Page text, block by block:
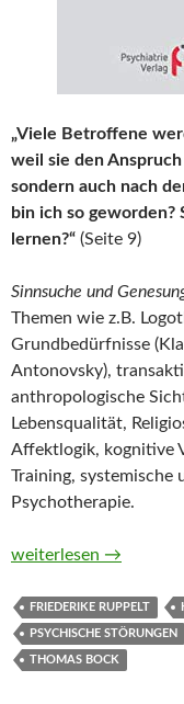
„Viele Betroffene
weil sie den
sondern auch nach
bin ich so geworden?
lernen?“ (Seite 9)
Sinnsuche und
Themen wie z.B.
Grundbedürfnisse
Antonovsky),
anthropologische
Lebensqualität,
Affektlogik, kognitive
Training,
Psychotherapie.
Sinnsuche und
weiterlesen →
FRIEDERIKE RUPPELT
PSYCHISCHE STÖRUNGEN
THOMAS BOCK